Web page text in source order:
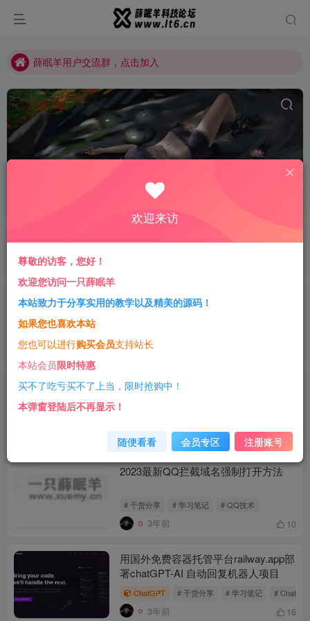
薛眠羊用户交流群，点击加入
薛眠羊用户交流群，点击加入
站点正在整改，如有侵犯您的权益请联系我们
一只薛眠羊为您提供小薛日常学习代码等知识的内容分享
分类 QQ技术 微信技术 抖音技术 建站教程
黑客技术
排序
更新 浏览
网站添加左侧固定悬浮支付宝领红包代
码
3年前
小薛教你一段代码实现PHP7+layui超
3年前 8
2023最新QQ拦截域名强制打开方法
# 干货分享 # 学习笔记 # QQ技术
3年前 10
用国外免费容器托管平台railway.app部
署chatGPT-AI 自动回复机器人项目
ChatGPT # 干货分享 # 学习笔记 #
3年前 16
欢迎来访
尊敬的访客，您好！
欢迎您访问一只薛眠羊
本站致力于分享实用的教学以及精美的源码！
如果您也喜欢本站
您也可以进行购买会员支持站长
本站会员限时特惠
买不了吃亏买不了上当，限时抢购中！
本弹窗登陆后不再显示！
随便看看 会员专区 注册账号